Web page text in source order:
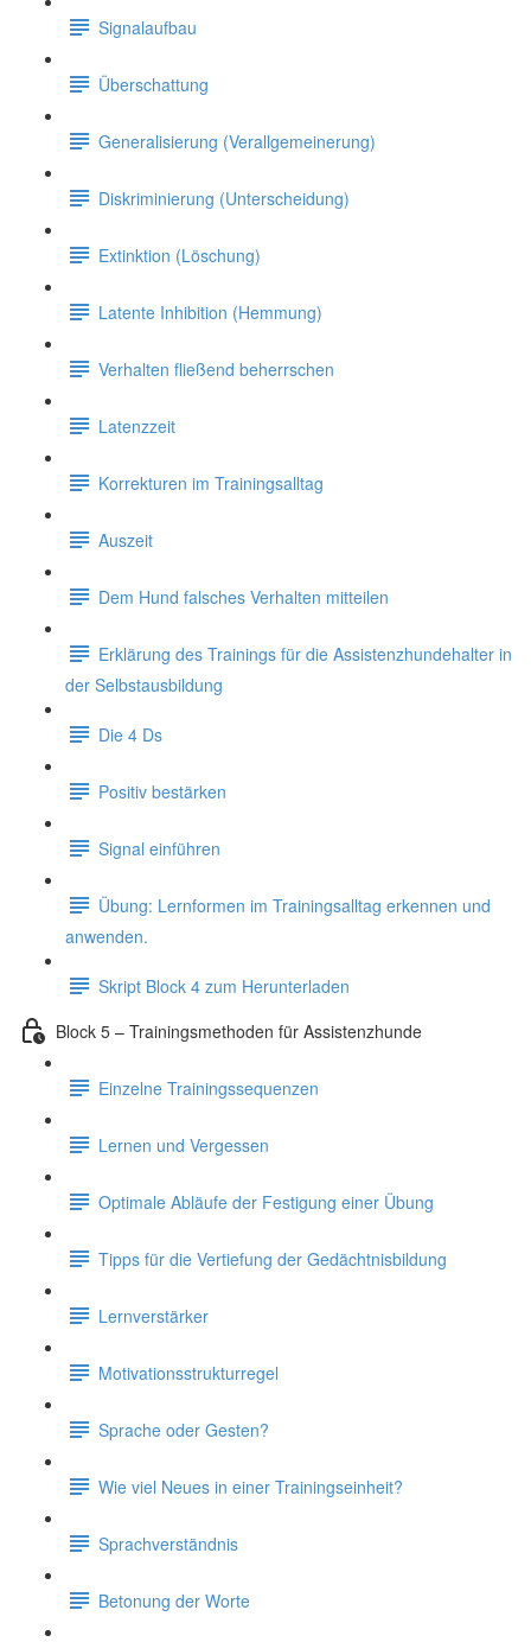
Signalaufbau
Überschattung
Generalisierung (Verallgemeinerung)
Diskriminierung (Unterscheidung)
Extinktion (Löschung)
Latente Inhibition (Hemmung)
Verhalten fließend beherrschen
Latenzzeit
Korrekturen im Trainingsalltag
Auszeit
Dem Hund falsches Verhalten mitteilen
Erklärung des Trainings für die Assistenzhundehalter in
der Selbstausbildung
Die 4 Ds
Positiv bestärken
Signal einführen
Übung: Lernformen im Trainingsalltag erkennen und
anwenden.
Skript Block 4 zum Herunterladen
Block 5 – Trainingsmethoden für Assistenzhunde
Einzelne Trainingssequenzen
Lernen und Vergessen
Optimale Abläufe der Festigung einer Übung
Tipps für die Vertiefung der Gedächtnisbildung
Lernverstärker
Motivationsstrukturregel
Sprache oder Gesten?
Wie viel Neues in einer Trainingseinheit?
Sprachverständnis
Betonung der Worte